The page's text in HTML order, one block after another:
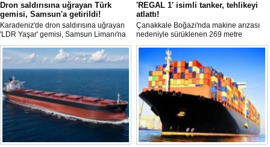
Dron saldırısına uğrayan Türk
gemisi, Samsun'a getirildi!
Karadeniz'de dron saldırısına uğrayan
'LDR Yaşar' gemisi, Samsun Limanı'na
güvenli bir şekilde ulaştı. Saldırıda can
kaybı yaşanmadı, ancak büyük çapta
maddi hasar oluştu.
'REGAL 1' isimli tanker, tehlikeyi
atlattı!
Çanakkale Boğazı'nda makine arızası
nedeniyle sürüklenen 269 metre
uzunluğundaki 'REGAL 1' isimli tanker,
römorkörler yardımıyla Şevketiye Demir
Sahası'na çekilerek kurtarıldı.